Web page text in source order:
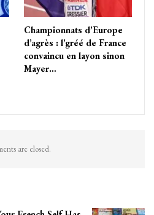
Championnats d’Europe
d’agrès : l’gréé de France
convaincu en layon sinon
Mayer…
are closed.